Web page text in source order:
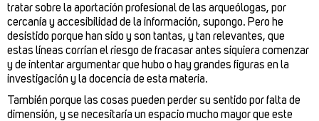
tratar sobre la aportación profesional de las arqueólogas, por
cercanía y accesibilidad de la información, supongo. Pero he
desistido porque han sido y son tantas, y tan relevantes, que
estas líneas corrían el riesgo de fracasar antes siquiera comenzar
y de intentar argumentar que hubo o hay grandes figuras en la
investigación y la docencia de esta materia.
También porque las cosas pueden perder su sentido por falta de
dimensión, y se necesitaría un espacio mucho mayor que este